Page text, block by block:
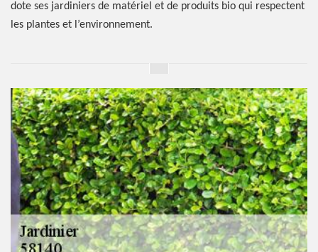
dote ses jardiniers de matériel et de produits bio qui respectent
les plantes et l’environnement.